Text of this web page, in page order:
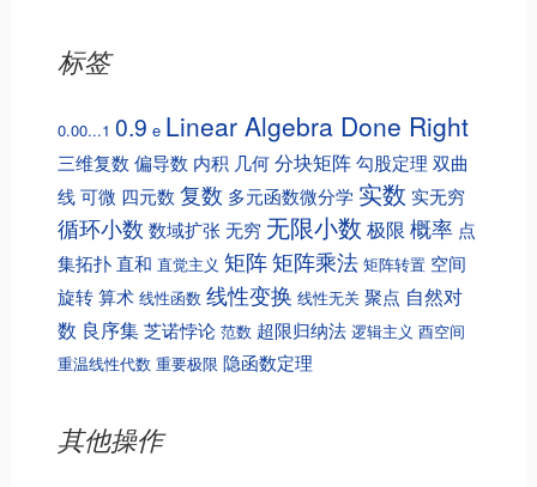
标签
0.00...1 0.9 e Linear Algebra Done Right
三维复数 偏导数 内积 几何分块矩阵勾股定理 双曲
线可微 四元数 复数 多元函数微分学 实数 实无穷
循环小数 数域扩张无穷 无限小数 极限 概率 点
集拓扑直和 直觉主义 矩阵矩阵乘法 矩阵转置 空间
旋转算术 线性函数 线性变换 线性无关 聚点 自然对
数 良序集芝诺悖论 范数 超限归纳法 逻辑主义 酉空间
重温线性代数 重要极限 隐函数定理
其他操作